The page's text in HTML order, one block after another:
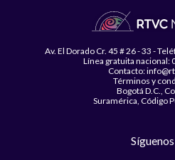
Av. El Dorado Cr. 45 # 26 - 33 -
Línea gratuita nacional:
Contacto:
Términos y
Bogotá D.C.,
Suramérica, Código